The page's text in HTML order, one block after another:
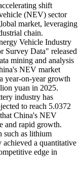
shift
(NEV) sector
market, leveraging
chain.
Vehicle Industry
Survey Data" released
mining and analysis
NEV market
year-on-year growth
yuan in 2025.
industry has
to reach 5.0372
China's NEV
and rapid growth.
such as lithium
a quantitative
edge in